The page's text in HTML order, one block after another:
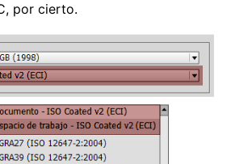
por cierto.